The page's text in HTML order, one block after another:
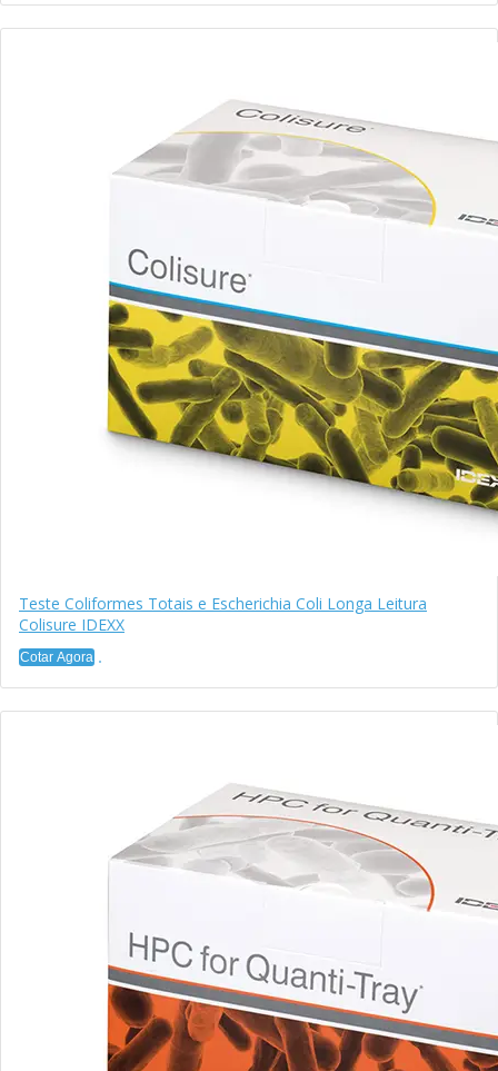
Teste Coliformes Totais e Escherichia Coli Longa Leitura
Colisure IDEXX
Cotar Agora